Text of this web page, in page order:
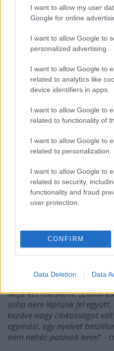
I want to allow my user
Google for online
I want to allow Google to
personalized advertising.
I want to allow Google to
related to analytics like
device identifiers in apps.
I want to allow Google to
related to functionality of
I want to allow Google to
related to personalization.
I want to allow Google to
related to security,
functionality and fraud
user protection.
CONFIRM
Data Deletion Data
fiúk, Áron és Kristóf
vagy éppen fordítva”.
A közös munka
találkozás volt. „Egymásra
megcsinálni, ha
partnereddel. Ha működik
egymás szemébe, és
érzés, hogy tudunk
látja ezt másként: „Liával
soha nem léptünk fel
kezdve nagy cinkosságot
egymást, egy nyelvet
nem nehéz pasinak lenni” -